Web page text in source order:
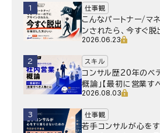
1 仕事観
こんなパートナー/マ
ンされたら、今すぐ
2026.06.23
2 スキル
コンサル歴20年のベ
概論」【最初に営業
で】
2026.08.03
3 仕事観
若手コンサルが心を